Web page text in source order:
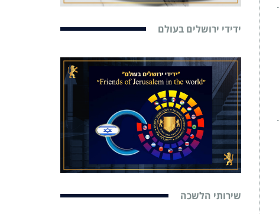
ידידי ירושלים בעולם
שירותי הלשכה